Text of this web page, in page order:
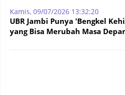
Kamis, 09/07/2026 13:32:20
UBR Jambi Punya 'Bengkel
yang Bisa Merubah Masa